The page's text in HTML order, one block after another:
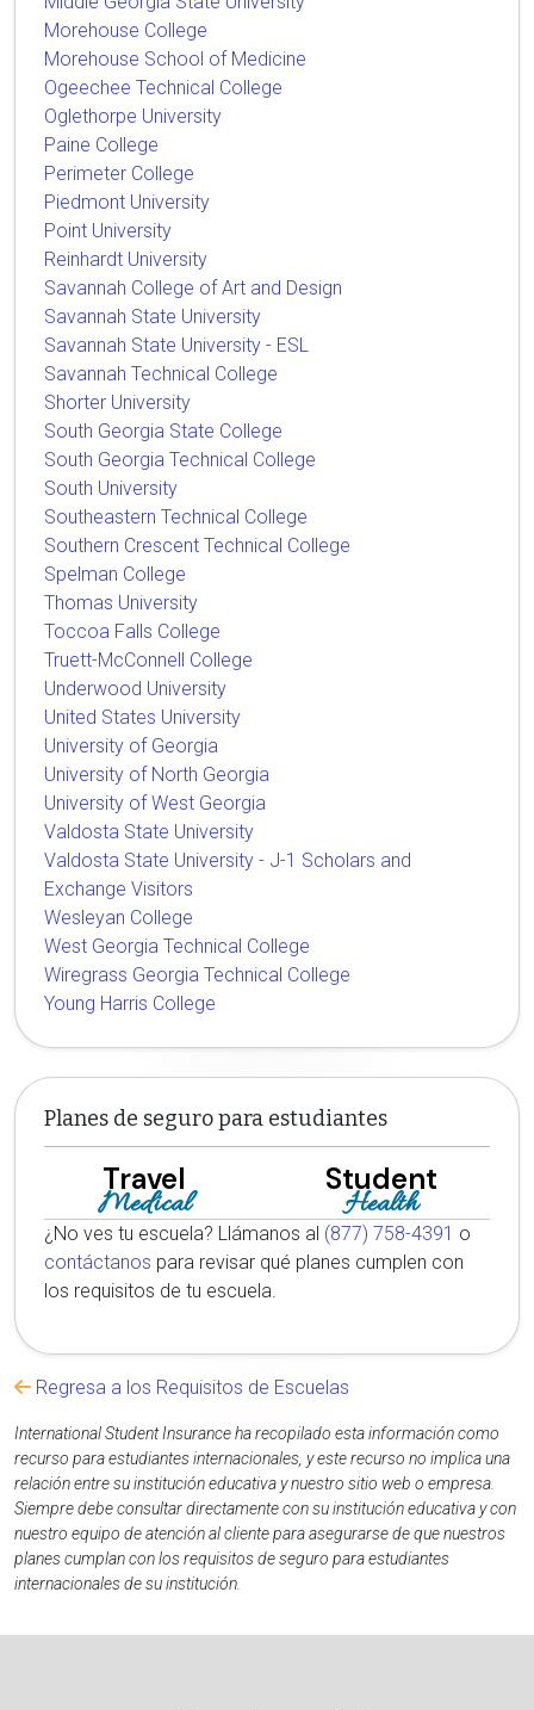
Morehouse College
Morehouse School of Medicine
Ogeechee Technical College
Oglethorpe University
Paine College
Perimeter College
Piedmont University
Point University
Reinhardt University
Savannah College of Art and Design
Savannah State University
Savannah State University - ESL
Savannah Technical College
Shorter University
South Georgia State College
South Georgia Technical College
South University
Southeastern Technical College
Southern Crescent Technical College
Spelman College
Thomas University
Toccoa Falls College
Truett-McConnell College
Underwood University
United States University
University of Georgia
University of North Georgia
University of West Georgia
Valdosta State University
Valdosta State University - J-1 Scholars and
Exchange Visitors
Wesleyan College
West Georgia Technical College
Wiregrass Georgia Technical College
Young Harris College
Planes de seguro para estudiantes
Travel
Medical
Student
Health
¿No ves tu escuela? Llámanos al (877) 758-4391 o
contáctanos para revisar qué planes cumplen con
los requisitos de tu escuela.
Regresa a los Requisitos de Escuelas
International Student Insurance ha recopilado esta información como
recurso para estudiantes internacionales, y este recurso no implica una
relación entre su institución educativa y nuestro sitio web o empresa.
Siempre debe consultar directamente con su institución educativa y con
nuestro equipo de atención al cliente para asegurarse de que nuestros
planes cumplan con los requisitos de seguro para estudiantes
internacionales de su institución.